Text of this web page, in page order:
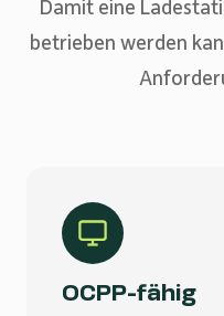
Damit eine
betrieben werden
OCPP-fähig